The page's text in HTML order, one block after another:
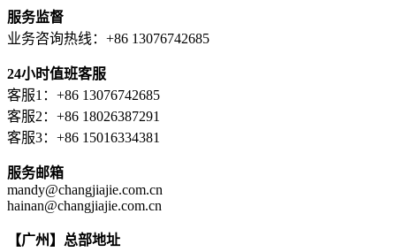
服务监督
业务咨询热线：+86 13076742685
24小时值班客服
客服1：+86 13076742685
客服2：+86 18026387291
客服3：+86 15016334381
服务邮箱
mandy@changjiajie.com.cn
hainan@changjiajie.com.cn
【广州】总部地址